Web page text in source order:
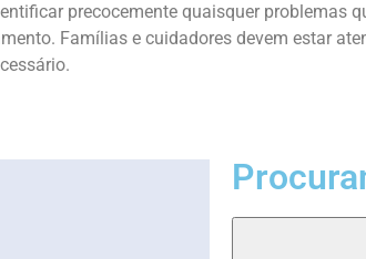
precocemente quaisquer
Famílias e cuidadores devem estar